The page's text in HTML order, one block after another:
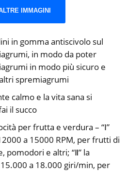
IMMAGINI
in gomma antiscivolo sul
in modo da poter
in modo più sicuro e
spremiagrumi
calmo e la vita sana si
il succo
per frutta e verdura – “Ⅰ”
a 15000 RPM, per frutti di
pomodori e altri; “Ⅱ” la
a 18.000 giri/min, per